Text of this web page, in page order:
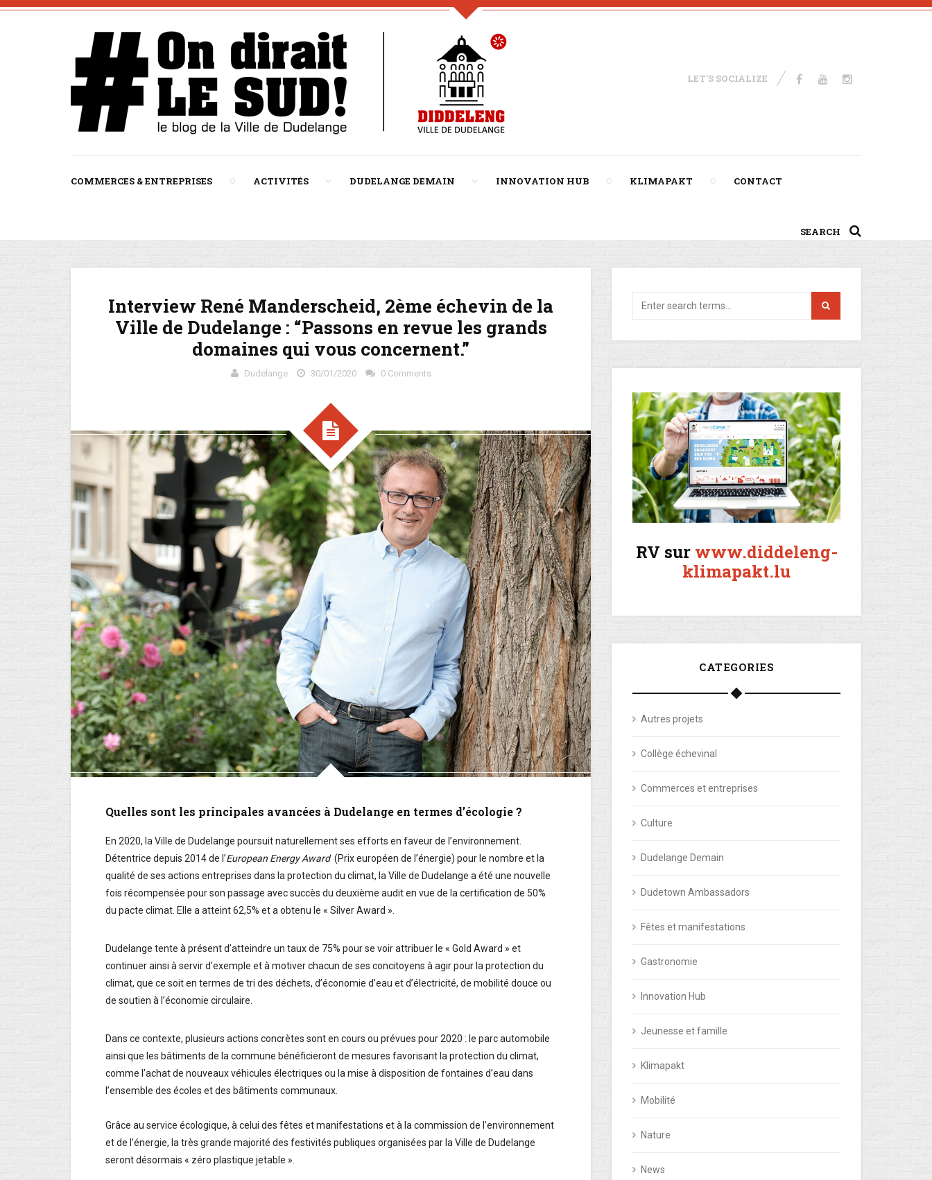
LET'S SOCIALIZE
COMMERCES & ENTREPRISES ACTIVITÉS DUDELANGE DEMAIN INNOVATION HUB KLIMAPAKT CONTACT
SEARCH
Interview René Manderscheid, 2ème échevin de la
Ville de Dudelange : “Passons en revue les grands
domaines qui vous concernent.”
Dudelange 30/01/2020 0 Comments
Quelles sont les principales avancées à Dudelange en termes d’écologie ?
En 2020, la Ville de Dudelange poursuit naturellement ses efforts en faveur de l’environnement.
Détentrice depuis 2014 de l’European Energy Award(Prix européen de l’énergie) pour le nombre et la
qualité de ses actions entreprises dans la protection du climat, la Ville de Dudelange a été une nouvelle
fois récompensée pour son passage avec succès du deuxième audit en vue de la certification de 50%
du pacte climat. Elle a atteint 62,5% et a obtenu le « Silver Award ».
Dudelange tente à présent d’atteindre un taux de 75% pour se voir attribuer le « Gold Award » et
continuer ainsi à servir d’exemple et à motiver chacun de ses concitoyens à agir pour la protection du
climat, que ce soit en termes de tri des déchets, d’économie d’eau et d’électricité, de mobilité douce ou
de soutien à l’économie circulaire.
Dans ce contexte, plusieurs actions concrètes sont en cours ou prévues pour 2020 : le parc automobile
ainsi que les bâtiments de la commune bénéficieront de mesures favorisant la protection du climat,
comme l’achat de nouveaux véhicules électriques ou la mise à disposition de fontaines d’eau dans
l’ensemble des écoles et des bâtiments communaux.
Grâce au service écologique, à celui des fêtes et manifestations et à la commission de l’environnement
et de l’énergie, la très grande majorité des festivités publiques organisées par la Ville de Dudelange
seront désormais « zéro plastique jetable ».
RV sur www.diddeleng-
klimapakt.lu
CATEGORIES
Autres projets
Collège échevinal
Commerces et entreprises
Culture
Dudelange Demain
Dudetown Ambassadors
Fêtes et manifestations
Gastronomie
Innovation Hub
Jeunesse et famille
Klimapakt
Mobilité
Nature
News